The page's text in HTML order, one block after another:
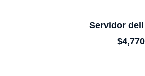
Servidor
$